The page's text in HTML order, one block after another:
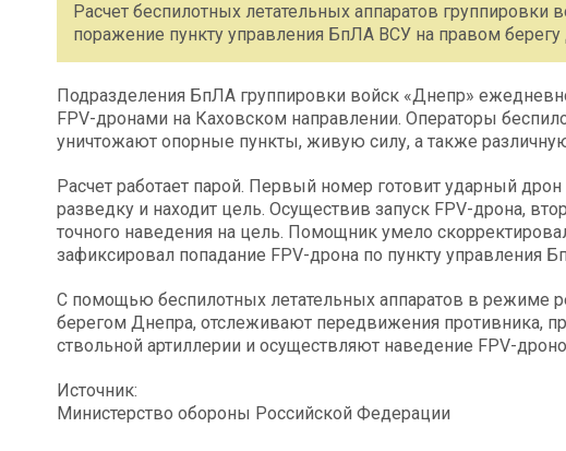
Расчет беспилотных летательных аппаратов
поражение пункту управления БпЛА ВСУ на правом берегу
Подразделения БпЛА группировки войск «Днепр»
FPV-дронами на Каховском направлении. Операторы
уничтожают опорные пункты, живую силу, а также
Расчет работает парой. Первый номер готовит ударный
разведку и находит цель. Осуществив запуск FPV-дрона,
точного наведения на цель. Помощник умело
зафиксировал попадание FPV-дрона по пункту управления
С помощью беспилотных летательных аппаратов в режиме
берегом Днепра, отслеживают передвижения противника,
ствольной артиллерии и осуществляют наведение FPV-
Источник:
Министерство обороны Российской Федерации